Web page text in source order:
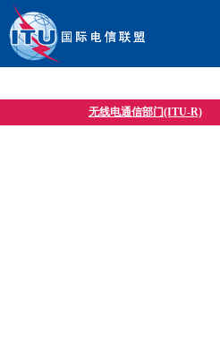
无线电通信部门(ITU-R)